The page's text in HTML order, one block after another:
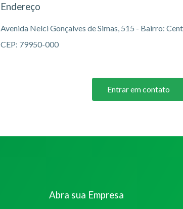
Endereço
Avenida Nelci Gonçalves de Simas, 515 - Bairro:
CEP: 79950-000
Entrar em contato
Abra sua Empresa